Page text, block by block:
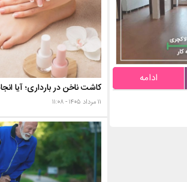
ادامه
۱۱ مرداد ۱۴۰۵ - ۱۱:۰۸